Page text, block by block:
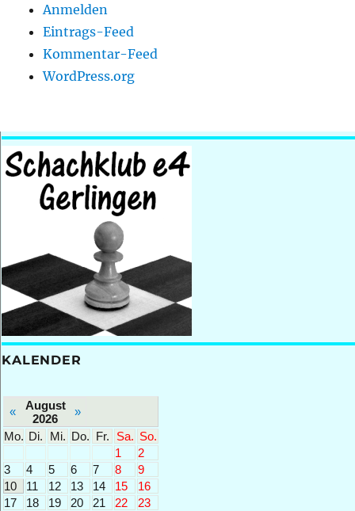
Anmelden
Eintrags-Feed
Kommentar-Feed
WordPress.org
KALENDER
«
August
2026
»
Mo. Di. Mi. Do. Fr. Sa. So.
1
2
3
4 5 6 7 8
9
10
11 12 13 14 15
16
17
18 19 20 21 22
23